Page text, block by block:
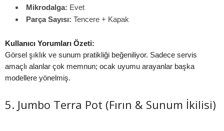
Mikrodalga: Evet
Parça Sayısı: Tencere + Kapak
Kullanıcı Yorumları Özeti:
Görsel şıklık ve sunum pratikliği beğeniliyor. Sadece servis
amaçlı alanlar çok memnun; ocak uyumu arayanlar başka
modellere yönelmiş.
5. Jumbo Terra Pot (Fırın & Sunum İkilisi)